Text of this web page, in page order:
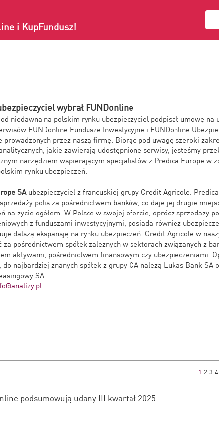
i KupFundusz!
wybrał FUNDonline
od niedawna na polskim rynku ubezpieczyciel podpisał umowę na
FUNDonline Fundusze Inwestycyjne i FUNDonline
prowadzonych przez naszą firmę. Biorąc pod uwagę szeroki
jakie zawierają udostępnione serwisy, jesteśmy
narzędziem wspierającym specjalistów z Predica Europe w
rynku ubezpieczeń.
SAubezpieczyciel z francuskiej grupy Credit Agricole.
polis za pośrednictwem banków, co daje jej drugie
na życie ogółem. W Polsce w swojej ofercie, oprócz sprzedaży
z funduszami inwestycyjnymi, posiada również
dalszą ekspansję na rynku ubezpieczeń. Credit Agricole w
za pośrednictwem spółek zależnych w sektorach związanych z
aktywami, pośrednictwem finansowym czy ubezpieczeniami.
do najbardziej znanych spółek z grupy CA należą Lukas Bank SA
SA.
1 2 3 4
podsumowują udany III kwartał 2025